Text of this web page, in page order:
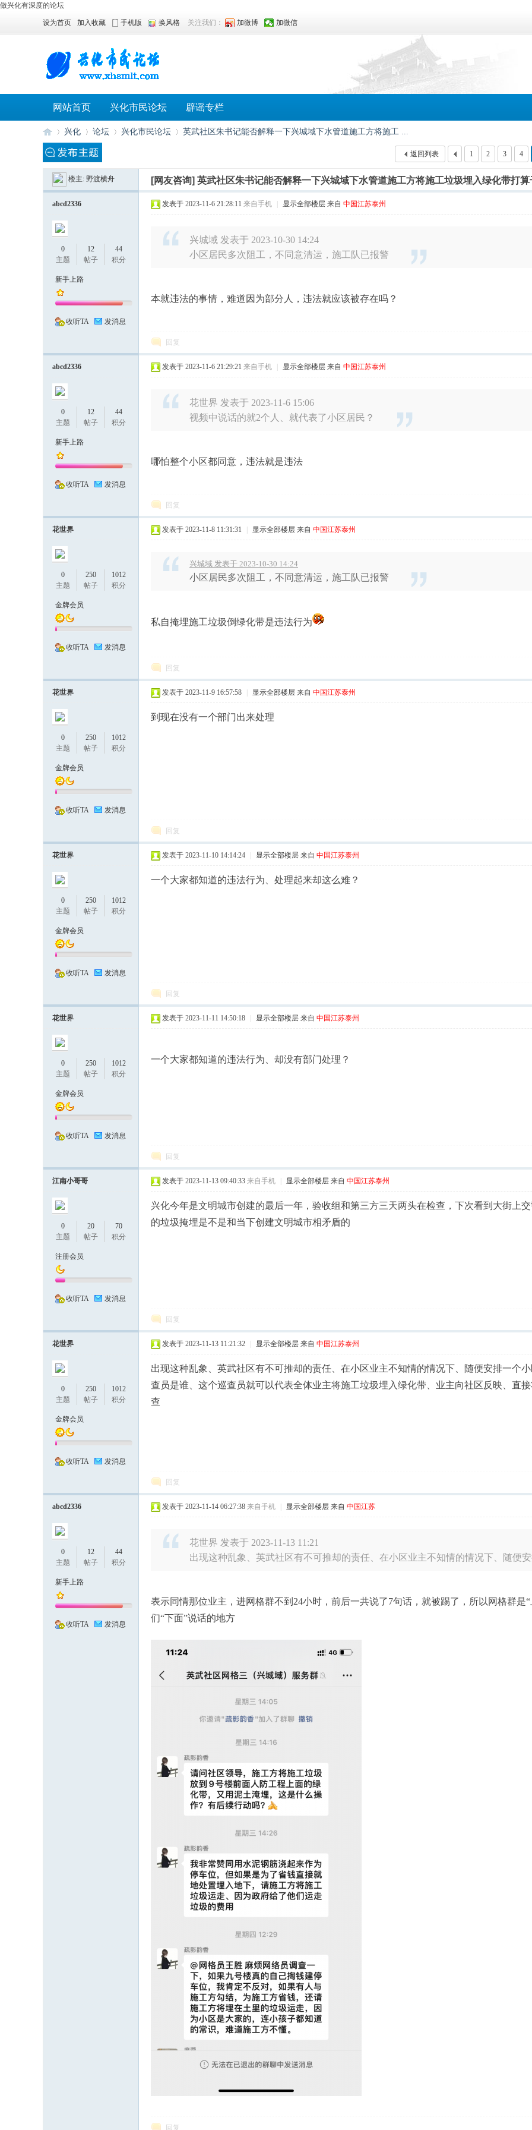
做兴化有深度的论坛
设为首页 加入收藏 手机版 换风格 关注我们： 加微博 加微信
网站首页 兴化市民论坛 辟谣专栏
»
兴化
›
论坛
›
兴化市民论坛
›
英武社区朱书记能否解释一下兴城域下水管道施工方将施工 ...
1 2 3 4
返回列表
楼主: 野渡横舟 [网友咨询] 英武社区朱书记能否解释一下兴城域下水管道施工方将施工垃圾埋入绿化带打算
abcd2336
0
主题
12
帖子
44
积分
新手上路
收听TA 发消息
发表于 2023-11-6 21:28:11 来自手机 显示全部楼层 来自 中国江苏泰州
兴城域 发表于 2023-10-30 14:24
小区居民多次阻工，不同意清运，施工队已报警
本就违法的事情，难道因为部分人，违法就应该被存在吗？
回复
abcd2336
0
主题
12
帖子
44
积分
新手上路
收听TA 发消息
发表于 2023-11-6 21:29:21 来自手机 显示全部楼层 来自 中国江苏泰州
花世界 发表于 2023-11-6 15:06
视频中说话的就2个人、就代表了小区居民？
哪怕整个小区都同意，违法就是违法
回复
花世界
0
主题
250
帖子
1012
积分
金牌会员
收听TA 发消息
发表于 2023-11-8 11:31:31 显示全部楼层 来自 中国江苏泰州
兴城域 发表于 2023-10-30 14:24
小区居民多次阻工，不同意清运，施工队已报警
私自掩埋施工垃圾倒绿化带是违法行为
回复
花世界
0
主题
250
帖子
1012
积分
金牌会员
收听TA 发消息
发表于 2023-11-9 16:57:58 显示全部楼层 来自 中国江苏泰州
到现在没有一个部门出来处理
回复
花世界
0
主题
250
帖子
1012
积分
金牌会员
收听TA 发消息
发表于 2023-11-10 14:14:24 显示全部楼层 来自 中国江苏泰州
一个大家都知道的违法行为、处理起来却这么难？
回复
花世界
0
主题
250
帖子
1012
积分
金牌会员
收听TA 发消息
发表于 2023-11-11 14:50:18 显示全部楼层 来自 中国江苏泰州
一个大家都知道的违法行为、却没有部门处理？
回复
江南小哥哥
0
主题
20
帖子
70
积分
注册会员
收听TA 发消息
发表于 2023-11-13 09:40:33 来自手机 显示全部楼层 来自 中国江苏泰州
兴化今年是文明城市创建的最后一年，验收组和第三方三天两头在检查，下次看到大街上
的垃圾掩埋是不是和当下创建文明城市相矛盾的
回复
花世界
0
主题
250
帖子
1012
积分
金牌会员
收听TA 发消息
发表于 2023-11-13 11:21:32 显示全部楼层 来自 中国江苏泰州
出现这种乱象、英武社区有不可推却的责任、在小区业主不知情的情况下、随便安排一个
查员是谁、这个巡查员就可以代表全体业主将施工垃圾埋入绿化带、业主向社区反映、直
查
回复
abcd2336
0
主题
12
帖子
44
积分
新手上路
收听TA 发消息
发表于 2023-11-14 06:27:38 来自手机 显示全部楼层 来自 中国江苏
花世界 发表于 2023-11-13 11:21
出现这种乱象、英武社区有不可推却的责任、在小区业主不知情的情况下、随便
表示同情那位业主，进网格群不到24小时，前后一共说了7句话，就被踢了，所以网格群是
们“下面”说话的地方
回复